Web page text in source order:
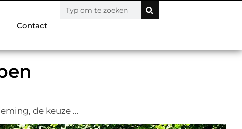
Contact
de keuze ...